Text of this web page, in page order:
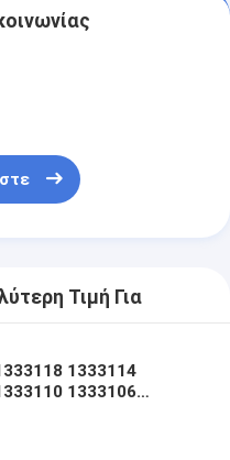
Τιμή Για
1333114
1333106